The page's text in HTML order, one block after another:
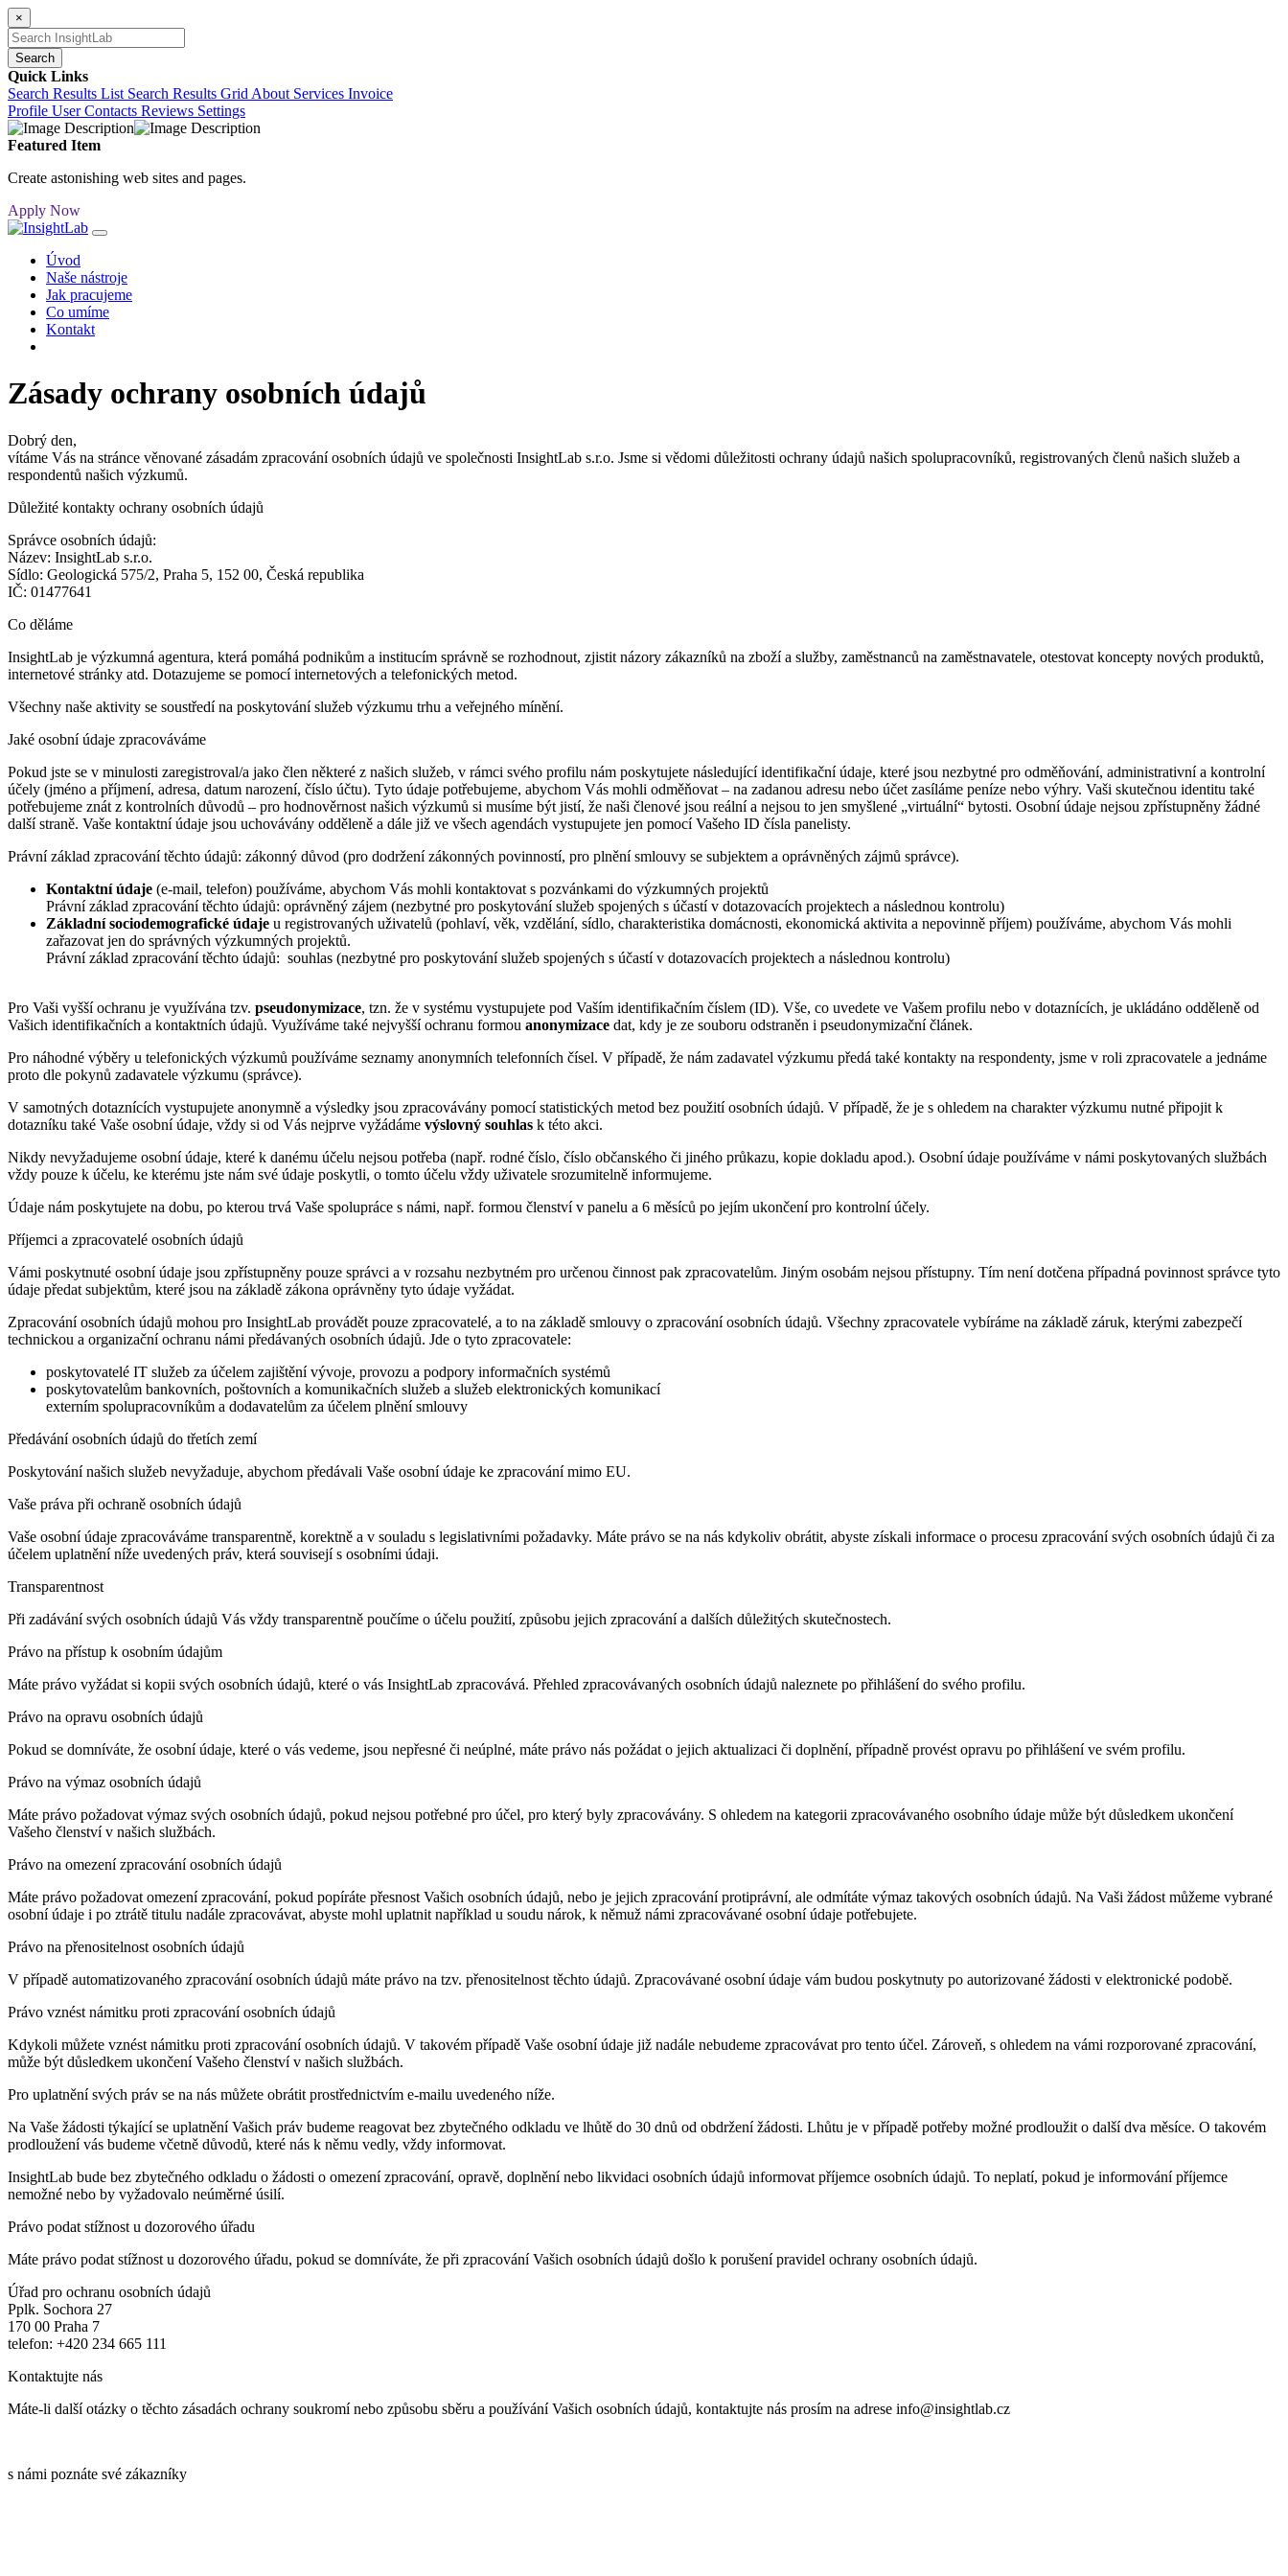
×
Search
Quick Links
Search Results List Search Results Grid About Services Invoice
Profile User Contacts Reviews Settings
Featured Item
Create astonishing web sites and pages.
Apply Now
Úvod
Naše nástroje
Jak pracujeme
Co umíme
Kontakt
Zásady ochrany osobních údajů
Dobrý den,
vítáme Vás na stránce věnované zásadám zpracování osobních údajů ve společnosti InsightLab s.r.o. Jsme si vědomi důležitosti ochrany údajů našich spolupracovníků, registrovaných členů našich služeb a
respondentů našich výzkumů.
Důležité kontakty ochrany osobních údajů
Správce osobních údajů:
Název: InsightLab s.r.o.
Sídlo: Geologická 575/2, Praha 5, 152 00, Česká republika
IČ: 01477641
Co děláme
InsightLab je výzkumná agentura, která pomáhá podnikům a institucím správně se rozhodnout, zjistit názory zákazníků na zboží a služby, zaměstnanců na zaměstnavatele, otestovat koncepty nových produktů,
internetové stránky atd. Dotazujeme se pomocí internetových a telefonických metod.
Všechny naše aktivity se soustředí na poskytování služeb výzkumu trhu a veřejného mínění.
Jaké osobní údaje zpracováváme
Pokud jste se v minulosti zaregistroval/a jako člen některé z našich služeb, v rámci svého profilu nám poskytujete následující identifikační údaje, které jsou nezbytné pro odměňování, administrativní a kontrolní
účely (jméno a příjmení, adresa, datum narození, číslo účtu). Tyto údaje potřebujeme, abychom Vás mohli odměňovat – na zadanou adresu nebo účet zasíláme peníze nebo výhry. Vaši skutečnou identitu také
potřebujeme znát z kontrolních důvodů – pro hodnověrnost našich výzkumů si musíme být jistí, že naši členové jsou reální a nejsou to jen smyšlené „virtuální“ bytosti. Osobní údaje nejsou zpřístupněny žádné
další straně. Vaše kontaktní údaje jsou uchovávány odděleně a dále již ve všech agendách vystupujete jen pomocí Vašeho ID čísla panelisty.
Právní základ zpracování těchto údajů: zákonný důvod (pro dodržení zákonných povinností, pro plnění smlouvy se subjektem a oprávněných zájmů správce).
Kontaktní údaje (e-mail, telefon) používáme, abychom Vás mohli kontaktovat s pozvánkami do výzkumných projektů
Právní základ zpracování těchto údajů: oprávněný zájem (nezbytné pro poskytování služeb spojených s účastí v dotazovacích projektech a následnou kontrolu)
Základní sociodemografické údaje u registrovaných uživatelů (pohlaví, věk, vzdělání, sídlo, charakteristika domácnosti, ekonomická aktivita a nepovinně příjem) používáme, abychom Vás mohli
zařazovat jen do správných výzkumných projektů.
Právní základ zpracování těchto údajů: souhlas (nezbytné pro poskytování služeb spojených s účastí v dotazovacích projektech a následnou kontrolu)
Pro Vaši vyšší ochranu je využívána tzv. pseudonymizace, tzn. že v systému vystupujete pod Vaším identifikačním číslem (ID). Vše, co uvedete ve Vašem profilu nebo v dotaznících, je ukládáno odděleně od
Vašich identifikačních a kontaktních údajů. Využíváme také nejvyšší ochranu formou anonymizace dat, kdy je ze souboru odstraněn i pseudonymizační článek.
Pro náhodné výběry u telefonických výzkumů používáme seznamy anonymních telefonních čísel. V případě, že nám zadavatel výzkumu předá také kontakty na respondenty, jsme v roli zpracovatele a jednáme
proto dle pokynů zadavatele výzkumu (správce).
V samotných dotaznících vystupujete anonymně a výsledky jsou zpracovávány pomocí statistických metod bez použití osobních údajů. V případě, že je s ohledem na charakter výzkumu nutné připojit k
dotazníku také Vaše osobní údaje, vždy si od Vás nejprve vyžádáme výslovný souhlas k této akci.
Nikdy nevyžadujeme osobní údaje, které k danému účelu nejsou potřeba (např. rodné číslo, číslo občanského či jiného průkazu, kopie dokladu apod.). Osobní údaje používáme v námi poskytovaných službách
vždy pouze k účelu, ke kterému jste nám své údaje poskytli, o tomto účelu vždy uživatele srozumitelně informujeme.
Údaje nám poskytujete na dobu, po kterou trvá Vaše spolupráce s námi, např. formou členství v panelu a 6 měsíců po jejím ukončení pro kontrolní účely.
Příjemci a zpracovatelé osobních údajů
Vámi poskytnuté osobní údaje jsou zpřístupněny pouze správci a v rozsahu nezbytném pro určenou činnost pak zpracovatelům. Jiným osobám nejsou přístupny. Tím není dotčena případná povinnost správce tyto
údaje předat subjektům, které jsou na základě zákona oprávněny tyto údaje vyžádat.
Zpracování osobních údajů mohou pro InsightLab provádět pouze zpracovatelé, a to na základě smlouvy o zpracování osobních údajů. Všechny zpracovatele vybíráme na základě záruk, kterými zabezpečí
technickou a organizační ochranu námi předávaných osobních údajů. Jde o tyto zpracovatele:
poskytovatelé IT služeb za účelem zajištění vývoje, provozu a podpory informačních systémů
poskytovatelům bankovních, poštovních a komunikačních služeb a služeb elektronických komunikací
externím spolupracovníkům a dodavatelům za účelem plnění smlouvy
Předávání osobních údajů do třetích zemí
Poskytování našich služeb nevyžaduje, abychom předávali Vaše osobní údaje ke zpracování mimo EU.
Vaše práva při ochraně osobních údajů
Vaše osobní údaje zpracováváme transparentně, korektně a v souladu s legislativními požadavky. Máte právo se na nás kdykoliv obrátit, abyste získali informace o procesu zpracování svých osobních údajů či za
účelem uplatnění níže uvedených práv, která souvisejí s osobními údaji.
Transparentnost
Při zadávání svých osobních údajů Vás vždy transparentně poučíme o účelu použití, způsobu jejich zpracování a dalších důležitých skutečnostech.
Právo na přístup k osobním údajům
Máte právo vyžádat si kopii svých osobních údajů, které o vás InsightLab zpracovává. Přehled zpracovávaných osobních údajů naleznete po přihlášení do svého profilu.
Právo na opravu osobních údajů
Pokud se domníváte, že osobní údaje, které o vás vedeme, jsou nepřesné či neúplné, máte právo nás požádat o jejich aktualizaci či doplnění, případně provést opravu po přihlášení ve svém profilu.
Právo na výmaz osobních údajů
Máte právo požadovat výmaz svých osobních údajů, pokud nejsou potřebné pro účel, pro který byly zpracovávány. S ohledem na kategorii zpracovávaného osobního údaje může být důsledkem ukončení
Vašeho členství v našich službách.
Právo na omezení zpracování osobních údajů
Máte právo požadovat omezení zpracování, pokud popíráte přesnost Vašich osobních údajů, nebo je jejich zpracování protiprávní, ale odmítáte výmaz takových osobních údajů. Na Vaši žádost můžeme vybrané
osobní údaje i po ztrátě titulu nadále zpracovávat, abyste mohl uplatnit například u soudu nárok, k němuž námi zpracovávané osobní údaje potřebujete.
Právo na přenositelnost osobních údajů
V případě automatizovaného zpracování osobních údajů máte právo na tzv. přenositelnost těchto údajů. Zpracovávané osobní údaje vám budou poskytnuty po autorizované žádosti v elektronické podobě.
Právo vznést námitku proti zpracování osobních údajů
Kdykoli můžete vznést námitku proti zpracování osobních údajů. V takovém případě Vaše osobní údaje již nadále nebudeme zpracovávat pro tento účel. Zároveň, s ohledem na vámi rozporované zpracování,
může být důsledkem ukončení Vašeho členství v našich službách.
Pro uplatnění svých práv se na nás můžete obrátit prostřednictvím e-mailu uvedeného níže.
Na Vaše žádosti týkající se uplatnění Vašich práv budeme reagovat bez zbytečného odkladu ve lhůtě do 30 dnů od obdržení žádosti. Lhůtu je v případě potřeby možné prodloužit o další dva měsíce. O takovém
prodloužení vás budeme včetně důvodů, které nás k němu vedly, vždy informovat.
InsightLab bude bez zbytečného odkladu o žádosti o omezení zpracování, opravě, doplnění nebo likvidaci osobních údajů informovat příjemce osobních údajů. To neplatí, pokud je informování příjemce
nemožné nebo by vyžadovalo neúměrné úsilí.
Právo podat stížnost u dozorového úřadu
Máte právo podat stížnost u dozorového úřadu, pokud se domníváte, že při zpracování Vašich osobních údajů došlo k porušení pravidel ochrany osobních údajů.
Úřad pro ochranu osobních údajů
Pplk. Sochora 27
170 00 Praha 7
telefon: +420 234 665 111
Kontaktujte nás
Máte-li další otázky o těchto zásadách ochrany soukromí nebo způsobu sběru a používání Vašich osobních údajů, kontaktujte nás prosím na adrese info@insightlab.cz
s námi poznáte své zákazníky